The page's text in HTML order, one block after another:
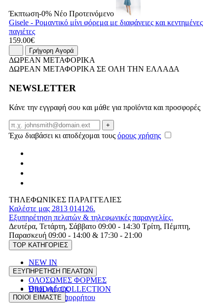
Έκπτωση-0% Νέο Προτεινόμενο
Gisele - Ρομαντικό μίνι φόρεμα με διαφάνειες και κεντημένες
παγιέτες
159.00€
Γρήγορη Αγορά
ΔΩΡΕΑΝ ΜΕΤΑΦΟΡΙΚΑ
ΔΩΡΕΑΝ ΜΕΤΑΦΟΡΙΚΑ ΣΕ ΟΛΗ ΤΗΝ ΕΛΛΑΔΑ
NEWSLETTER
Κάνε την εγγραφή σου και μάθε για προϊόντα και προσφορές
Email
+
Έχω διαβάσει κι αποδέχομαι τους όρους χρήσης
ΤΗΛΕΦΩΝΙΚΕΣ ΠΑΡΑΓΓΕΛΙΕΣ
Καλέστε μας 2813 014126.
Εξυπηρέτηση πελατών & τηλεφωνικές παραγγελίες.
Δευτέρα, Τετάρτη, Σάββατο 09:00 - 14:30 Τρίτη, Πέμπτη,
Παρασκευή 09:00 - 14:00 & 17:30 - 21:00
TOP ΚΑΤΗΓΟΡΙΕΣ
NEW IN
ΦΟΡΕΜΑΤΑ
ΟΛΟΣΩΜΕΣ ΦΟΡΜΕΣ
BRIDAL COLLECTION
PLUS SIZE
ΕΞΥΠΗΡΕΤΗΣΗ ΠΕΛΑΤΩΝ
Όροι χρήσης
Πολιτική Απορρήτου
ΠΟΙΟΙ ΕΙΜΑΣΤΕ